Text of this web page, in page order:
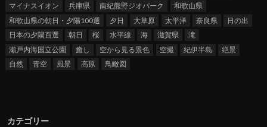
マイナスイオン
兵庫県 南紀熊野ジオパーク
和歌山県
和歌山県の朝日・夕陽100選
夕日 大草原 太平洋 奈良県
日の出
日本の夕陽百選
朝日 桜 水平線 海 滋賀県
滝
瀬戸内海国立公園
癒し 空から見る景色 空撮 紀伊半島
絶景
自然
青空 風景 高原 鳥瞰図
カテゴリー